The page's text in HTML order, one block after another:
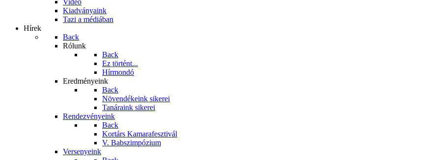
Videó
Kiadványaink
Tazi a médiában
Hírek
Back
Rólunk
Back
Ez történt...
Hírmondó
Eredményeink
Back
Növendékeink sikerei
Tanáraink sikerei
Rendezvényeink
Back
Kortárs Kamarafesztivál
V. Babszimpózium
Versenyeink